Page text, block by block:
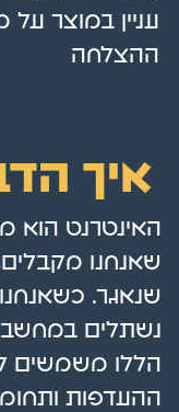
עניין במוצר על
ההצלחה
איך
האינטרנט הוא
שאנחנו
שנאגר.
הללו משמשים
ההעדפות